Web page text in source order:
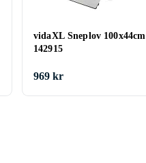
vidaXL Sneplov 100x44cm
142915
969 kr